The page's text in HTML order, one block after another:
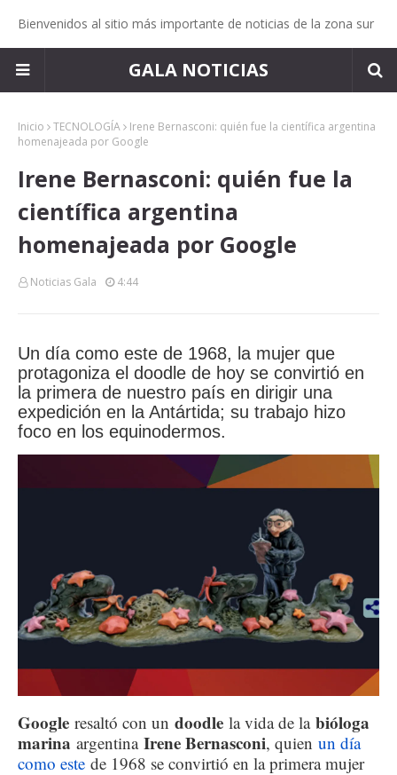
Bienvenidos al sitio más importante de noticias de la zona sur
GALA NOTICIAS
Inicio TECNOLOGÍA
Irene Bernasconi: quién fue la científica argentina
homenajeada por Google
Irene Bernasconi: quién fue la
científica argentina
homenajeada por Google
Noticias Gala 4:44
Un día como este de 1968, la mujer que
protagoniza el doodle de hoy se convirtió en
la primera de nuestro país en dirigir una
expedición en la Antártida; su trabajo hizo
foco en los equinodermos.
Google resaltó con un doodle la vida de la bióloga
marina argentinaIrene Bernasconi, quien un día
como este de 1968 se convirtió en la primera mujer